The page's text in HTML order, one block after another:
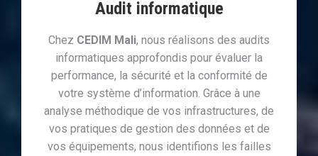
Audit informatique
Chez CEDIM Mali, nous réalisons des audits
informatiques approfondis pour évaluer la
performance, la sécurité et la conformité de
votre système d’information. Grâce à une
analyse méthodique de vos infrastructures, de
vos pratiques de gestion des données et de
vos équipements, nous identifions les failles